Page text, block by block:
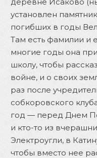
установлен
погибших в годы
Там есть фамилии и
многие годы она
школу, чтобы
войне, и о своих
раз после
собкоровского
год — перед Днем
и кто-то из
Электроугли, в
чтобы вместо нее